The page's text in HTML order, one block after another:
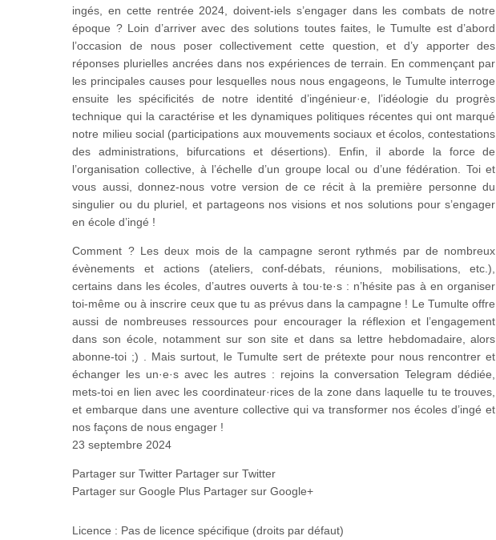
ingés, en cette rentrée 2024, doivent-iels s’engager dans les combats de notre
époque ? Loin d’arriver avec des solutions toutes faites, le Tumulte est d’abord
l’occasion de nous poser collectivement cette question, et d’y apporter des
réponses plurielles ancrées dans nos expériences de terrain. En commençant par
les principales causes pour lesquelles nous nous engageons, le Tumulte interroge
ensuite les spécificités de notre identité d’ingénieur·e, l’idéologie du progrès
technique qui la caractérise et les dynamiques politiques récentes qui ont marqué
notre milieu social (participations aux mouvements sociaux et écolos, contestations
des administrations, bifurcations et désertions). Enfin, il aborde la force de
l’organisation collective, à l’échelle d’un groupe local ou d’une fédération. Toi et
vous aussi, donnez-nous votre version de ce récit à la première personne du
singulier ou du pluriel, et partageons nos visions et nos solutions pour s’engager
en école d’ingé !
Comment ? Les deux mois de la campagne seront rythmés par de nombreux
évènements et actions (ateliers, conf-débats, réunions, mobilisations, etc.),
certains dans les écoles, d’autres ouverts à tou·te·s : n’hésite pas à en organiser
toi-même ou à inscrire ceux que tu as prévus dans la campagne ! Le Tumulte offre
aussi de nombreuses ressources pour encourager la réflexion et l’engagement
dans son école, notamment sur son site et dans sa lettre hebdomadaire, alors
abonne-toi ;) . Mais surtout, le Tumulte sert de prétexte pour nous rencontrer et
échanger les un·e·s avec les autres : rejoins la conversation Telegram dédiée,
mets-toi en lien avec les coordinateur·rices de la zone dans laquelle tu te trouves,
et embarque dans une aventure collective qui va transformer nos écoles d’ingé et
nos façons de nous engager !
23 septembre 2024
Partager sur Twitter Partager sur Twitter
Partager sur Google Plus Partager sur Google+
Licence : Pas de licence spécifique (droits par défaut)